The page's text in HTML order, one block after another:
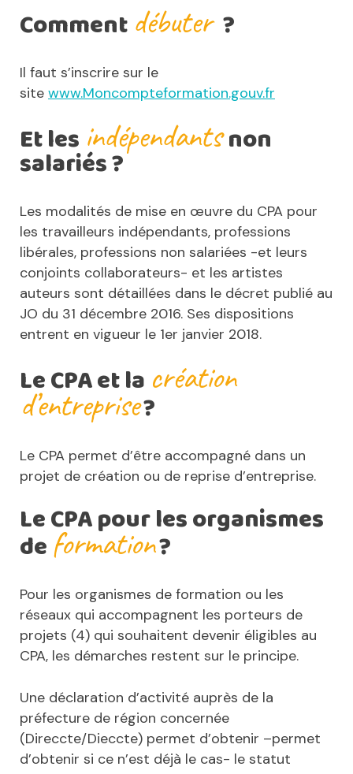
Comment débuter ?
Il faut s’inscrire sur le
site www.Moncompteformation.gouv.fr
Et les indépendantsnon
salariés ?
Les modalités de mise en œuvre du CPA pour
les travailleurs indépendants, professions
libérales, professions non salariées -et leurs
conjoints collaborateurs- et les artistes
auteurs sont détaillées dans le décret publié au
JO du 31 décembre 2016. Ses dispositions
entrent en vigueur le 1er janvier 2018.
Le CPA et la création
d’entreprise?
Le CPA permet d’être accompagné dans un
projet de création ou de reprise d’entreprise.
Le CPA pour les organismes
de formation?
Pour les organismes de formation ou les
réseaux qui accompagnent les porteurs de
projets (4) qui souhaitent devenir éligibles au
CPA, les démarches restent sur le principe.
Une déclaration d’activité auprès de la
préfecture de région concernée
(Direccte/Dieccte) permet d’obtenir –permet
d’obtenir si ce n’est déjà le cas- le statut